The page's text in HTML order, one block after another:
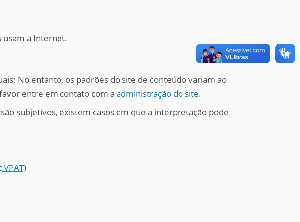
usam a Internet.
No entanto, os padrões do site de conteúdo variam ao
entre em contato com a administração do site.
subjetivos, existem casos em que a interpretação pode
VPAT)